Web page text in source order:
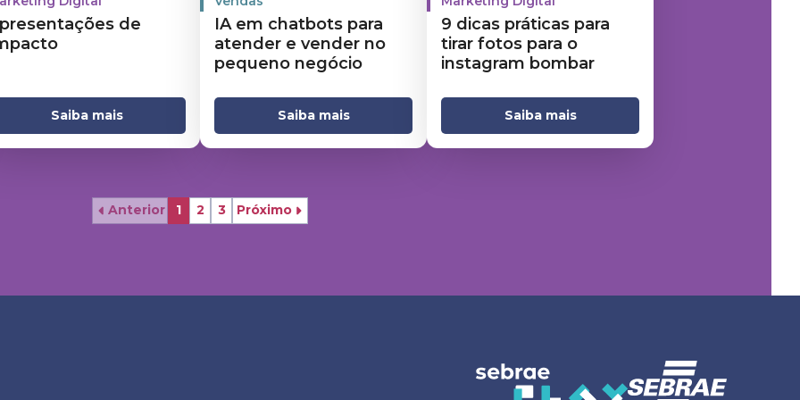
de
Saiba mais
IA em chatbots para
atender e vender no
pequeno negócio
Saiba mais
9 dicas práticas para
tirar fotos para o
instagram bombar
Saiba mais
Anterior 1 2 3 Próximo